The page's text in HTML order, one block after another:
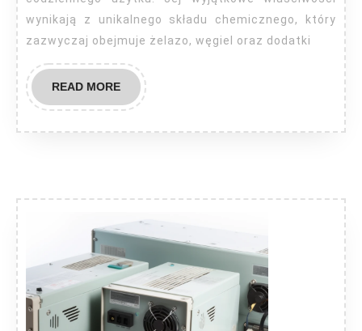
wynikają z unikalnego składu chemicznego, który
zazwyczaj obejmuje żelazo, węgiel oraz dodatki
READ MOREREAD
MORE